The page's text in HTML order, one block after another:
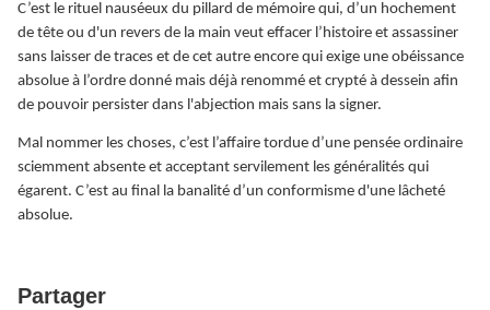
C’est le rituel nauséeux du pillard de mémoire qui, d’un hochement
de tête ou d'un revers de la main veut effacer l’histoire et assassiner
sans laisser de traces et de cet autre encore qui exige une obéissance
absolue à l’ordre donné mais déjà renommé et crypté à dessein afin
de pouvoir persister dans l'abjection mais sans la signer.
Mal nommer les choses, c’est l’affaire tordue d’une pensée ordinaire
sciemment absente et acceptant servilement les généralités qui
égarent. C’est au final la banalité d’un conformisme d'une lâcheté
absolue.
Partager